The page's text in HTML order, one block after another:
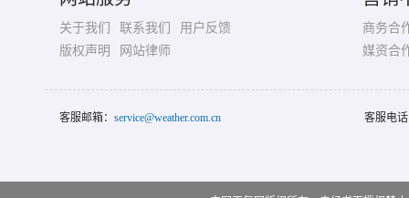
关于我们 联系我们
用户反馈
版权声明
网站律师
商务合
媒资合
客服邮箱： service@weather.com.cn 客服电